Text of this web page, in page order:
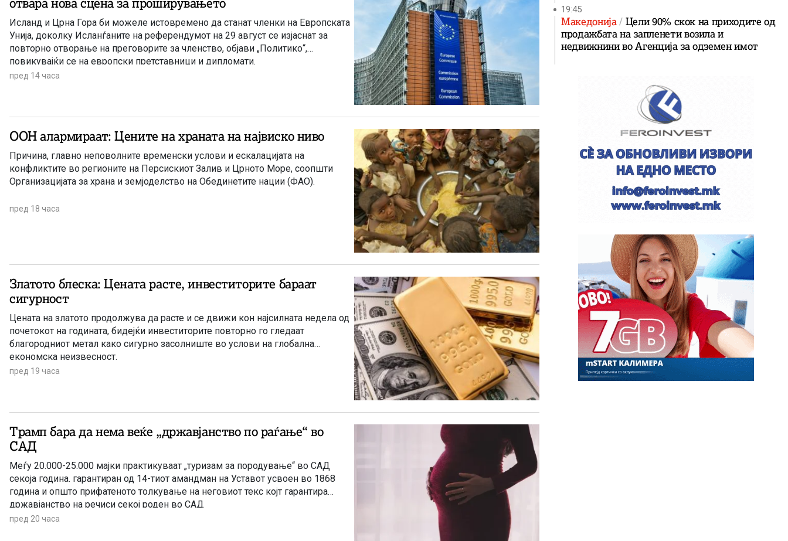
отвара нова сцена за проширувањето
Исланд и Црна Гора би можеле истовремено да станат членки на Европската
Унија, доколку Исланѓаните на референдумот на 29 август се изјаснат за
повторно отворање на преговорите за членство, објави „Политико“,
повикувајќи се на европски претставници и дипломати.
пред 14 часа
ООН алармираат: Цените на храната на највиско ниво
Причина, главно неповолните временски услови и ескалацијата на
конфликтите во регионите на Персискиот Залив и Црното Море, соопшти
Организацијата за храна и земјоделство на Обединетите нации (ФАО).
пред 18 часа
Златото блеска: Цената расте, инвеститорите бараат
сигурност
Цената на златото продолжува да расте и се движи кон најсилната недела од
почетокот на годината, бидејќи инвеститорите повторно го гледаат
благородниот метал како сигурно засолниште во услови на глобална
економска неизвесност.
пред 19 часа
Трамп бара да нема веќе „државјанство по раѓање“ во
САД
Меѓу 20.000-25.000 мајки практикуваат „туризам за породување“ во САД
секоја година. гарантиран од 14-тиот амандман на Уставот усвоен во 1868
година и општо прифатеното толкување на неговиот текс којт гарантира
државјанство на речиси секој роден во САД
пред 20 часа
19:45
Македонија Цели 90% скок на приходите од
продажбата на запленети возила и
недвижнини во Агенција за одземен имот